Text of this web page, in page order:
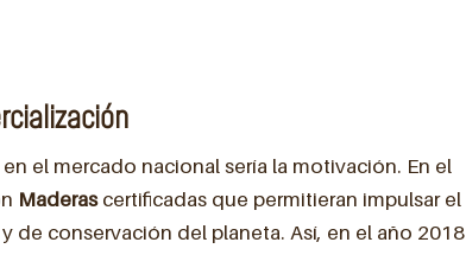
en el mercado nacional sería la motivación. En el
Maderascertificadas que permitieran impulsar el
de conservación del planeta. Así, en el año 2018